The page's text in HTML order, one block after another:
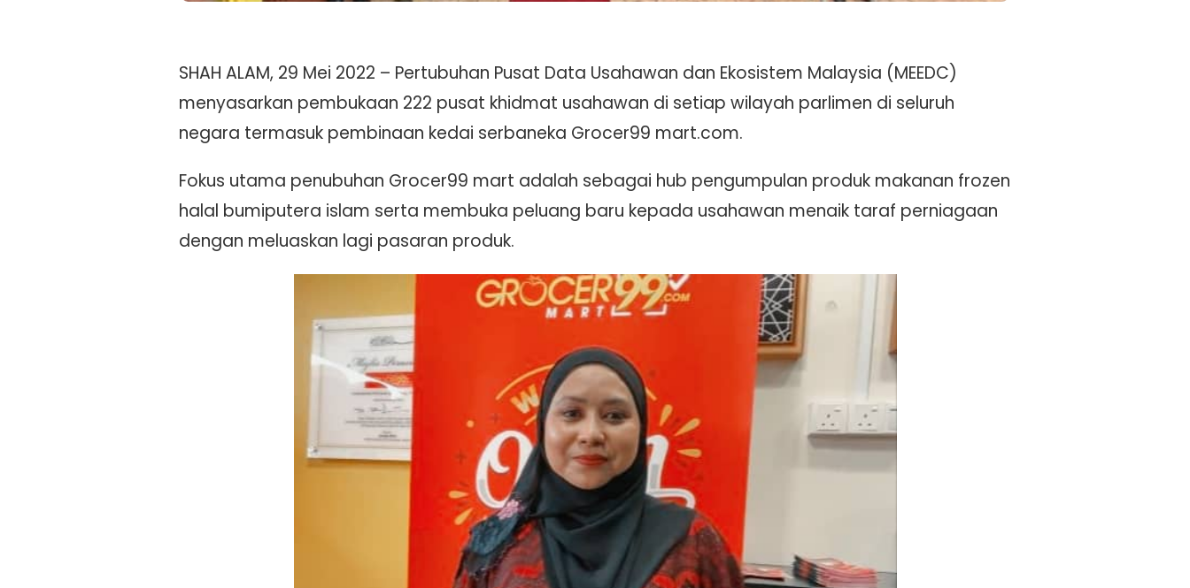
SHAH ALAM, 29 Mei 2022 – Pertubuhan Pusat Data Usahawan dan Ekosistem Malaysia (MEEDC)
menyasarkan pembukaan 222 pusat khidmat usahawan di setiap wilayah parlimen di seluruh
negara termasuk pembinaan kedai serbaneka Grocer99 mart.com.
Fokus utama penubuhan Grocer99 mart adalah sebagai hub pengumpulan produk makanan frozen
halal bumiputera islam serta membuka peluang baru kepada usahawan menaik taraf perniagaan
dengan meluaskan lagi pasaran produk.